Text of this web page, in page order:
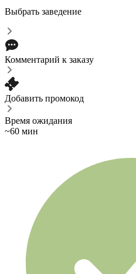
Выбрать заведение
Комментарий к заказу
Добавить промокод
Время ожидания
~60 мин